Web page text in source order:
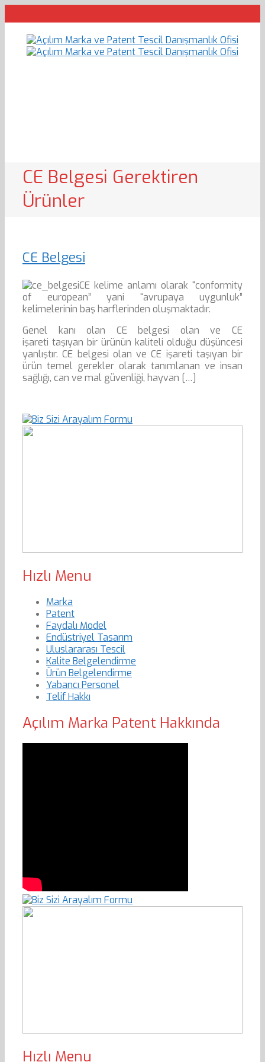
CE Belgesi Gerektiren
Ürünler
CE Belgesi
CE kelime anlamı olarak “conformity
of european” yani “avrupaya uygunluk”
kelimelerinin baş harflerinden oluşmaktadır.
Genel kanı olan CE belgesi olan ve CE
işareti taşıyan bir ürünün kaliteli olduğu düşüncesi
yanlıştır. CE belgesi olan ve CE işareti taşıyan bir
ürün temel gerekler olarak tanımlanan ve insan
sağlığı, can ve mal güvenliği, hayvan […]
Hızlı Menu
Marka
Patent
Faydalı Model
Endüstriyel Tasarım
Uluslararası Tescil
Kalite Belgelendirme
Ürün Belgelendirme
Yabancı Personel
Telif Hakkı
Açılım Marka Patent Hakkında
Hızlı Menu